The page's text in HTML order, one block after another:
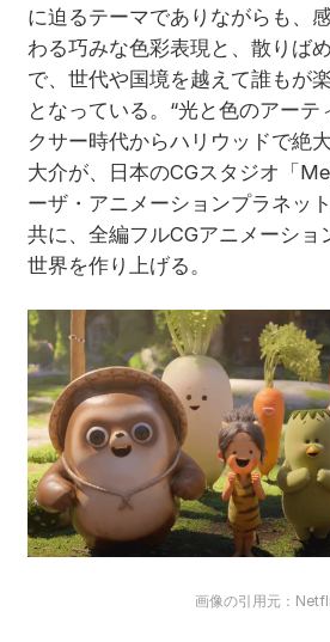
に迫るテーマでありながらも、
わる巧みな色彩表現と、散りば
で、世代や国境を越えて誰もが
となっている。“光と色のアーテ
クサー時代からハリウッドで絶
大介が、日本のCGスタジオ「
ーザ・アニメーションプラネッ
共に、全編フルCGアニメーショ
世界を作り上げる。
画像の引用元：